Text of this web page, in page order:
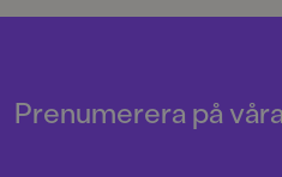
lär vi känna ett gäng fyrbenta
Prenumerera på